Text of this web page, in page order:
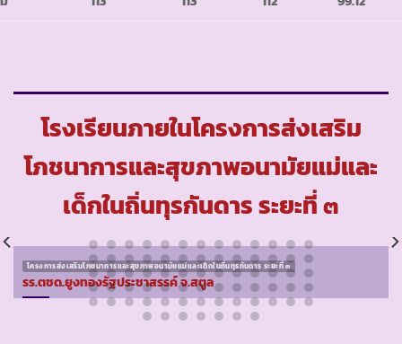
โรงเรียนภายในโครงการส่งเสริม
โภชนาการและสุขภาพอนามัยแม่และ
เด็กในถิ่นทุรกันดาร ระยะที่ ๓
โครงการส่งเสริมโภชนาการและสุขภาพอนามัยแม่และเด็กในถิ่นทุรกันดาร ระยะที่ ๓
รร.ตชด.ยูงทองรัฐประชาสรรค์ จ.สตูล